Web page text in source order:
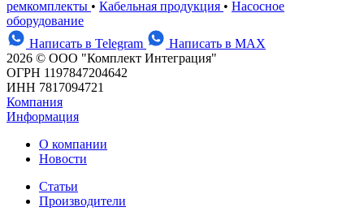
ремкомплекты • Кабельная продукция • Насосное
оборудование
Написать в Telegram
Написать в MAX
2026 © ООО "Комплект Интеграция"
ОГРН 1197847204642
ИНН 7817094721
Компания
Информация
О компании
Новости
Статьи
Производители